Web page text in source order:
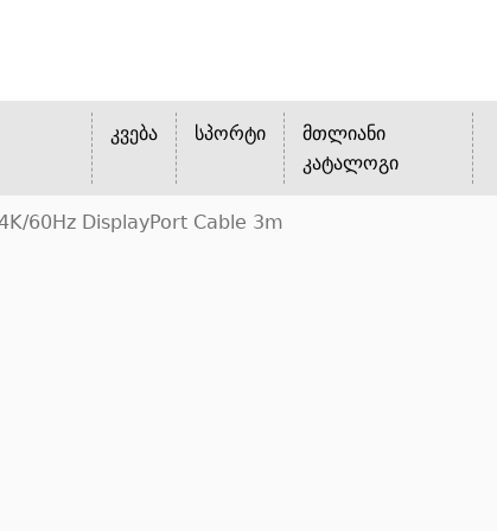
კვება სპორტი
მთლიანი
კატალოგი
60Hz DisplayPort Cable 3m